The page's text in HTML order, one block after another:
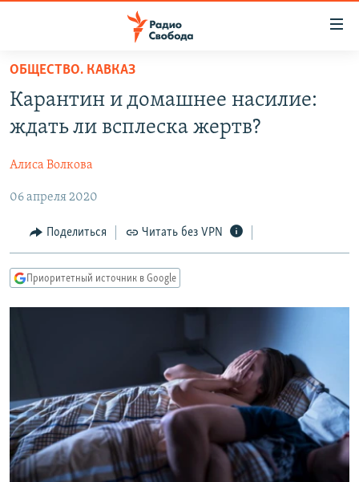
упрощенного
доступа
основному
Вернутся
главной
навигации
Вернутся
ПОДКАСТЫ
ЦИТАТЫ СВОБОДЫ
МНЕНИЯ
КУЛЬТУРА
IDEL.РЕАЛИИ
КАВКАЗ.РЕАЛИИ
ПОДПИШИТЕСЬ НА РАССЫЛКУ
СОЦИАЛЬНЫЕ СЕТИ
ОБЩЕСТВО. КАВКАЗ
Карантин и домашнее насилие:
ждать ли всплеска жертв?
Алиса Волкова
06 апреля 2020
Поделиться Читать без VPN
Приоритетный источник в Google